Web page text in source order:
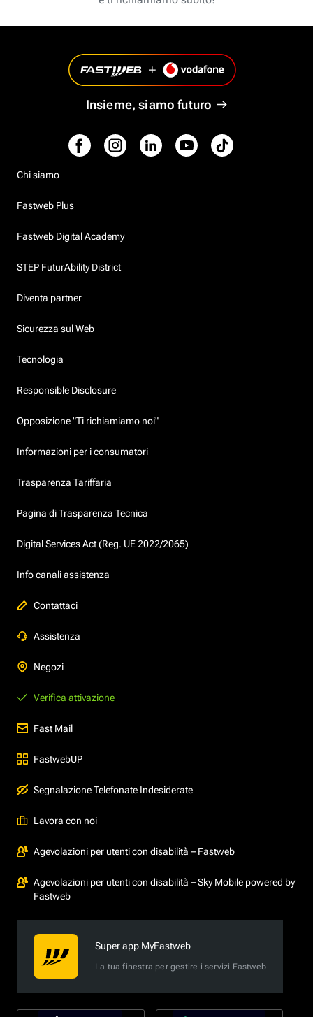
Insieme, siamo futuro
Chi siamo
Fastweb Plus
Fastweb Digital Academy
STEP FuturAbility District
Diventa partner
Sicurezza sul Web
Tecnologia
Responsible Disclosure
Opposizione "Ti richiamiamo noi"
Informazioni per i consumatori
Trasparenza Tariffaria
Pagina di Trasparenza Tecnica
Digital Services Act (Reg. UE 2022/2065)
Info canali assistenza
Contattaci
Assistenza
Negozi
Verifica attivazione
Fast Mail
FastwebUP
Segnalazione Telefonate Indesiderate
Lavora con noi
Agevolazioni per utenti con disabilità – Fastweb
Agevolazioni per utenti con disabilità – Sky Mobile powered by
Fastweb
Super app MyFastweb
La tua finestra per gestire i servizi Fastweb